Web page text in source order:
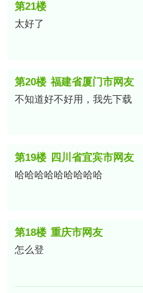
第21楼
中国–广西移动/全省通用网友
太好了
第20楼 福建省厦门市网友
不知道好不好用，我先下载
第19楼 四川省宜宾市网友
哈哈哈哈哈哈哈哈哈
第18楼 重庆市网友
怎么登